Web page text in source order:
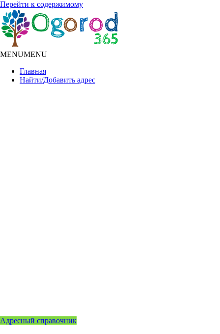
Перейти к содержимому
MENUMENU
Главная
Найти/Добавить адрес
Адресный справочник